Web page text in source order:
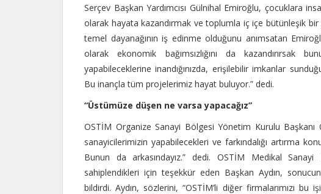
Serçev Başkan Yardımcısı Gülnihal Emiroğlu, çocuklara
olarak hayata kazandırmak ve toplumla iç içe bütünleşik
temel dayanağının iş edinme olduğunu anımsatan
olarak ekonomik bağımsızlığını da kazandırırsak
yapabileceklerine inandığınızda, erişilebilir imkanlar
Bu inançla tüm projelerimiz hayat buluyor.” dedi.
“Üstümüze düşen ne varsa yapacağız”
OSTİM Organize Sanayi Bölgesi Yönetim Kurulu Başkanı
sanayicilerimizin yapabilecekleri ve farkındalığı artırma
Bunun da arkasındayız.” dedi. OSTİM Medikal Sanayi
sahiplendikleri için teşekkür eden Başkan Aydın,
bildirdi. Aydın, sözlerini, “OSTİM’li diğer firmalarımızı